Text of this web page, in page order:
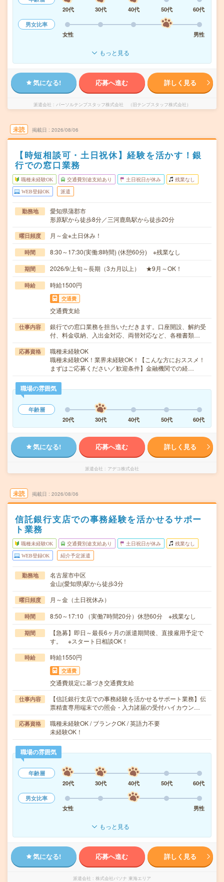
20代
30代 40代 50代
60代
男女比率
女性
男性
もっと見る
気になる! 応募へ進む 詳しく見る
派遣会社 パーソルテンプスタッフ株式会社 （旧テンプスタッフ株式会社）
未読 掲載日 2026/08/06
【時短相談可・土日祝休】経験を活かす！銀
行での窓口業務
職種未経験OK 交通費別途支給あり 土日祝日が休み 残業なし
WEB登録OK 派遣
勤務地
愛知県蒲郡市
形原駅から徒歩8分／三河鹿島駅から徒歩20分
曜日頻度 月～金※土日休み！
時間 8:30～17:30(実働:8時間) (休憩60分) ※残業なし
期間 2026/9/上旬～長期（3カ月以上） ★9月～OK！
時給 時給1500円
交通費
交通費支給
仕事内容
銀行での窓口業務を担当いただきます。口座開設、解約受
付、料金収納、入出金対応、両替対応など、各種書類…
応募資格
職種未経験OK
職種未経験OK！業界未経験OK！【こんな方におススメ！
まずはご応募ください／歓迎条件】金融機関での経…
職場の雰囲気
年齢層
20代
30代 40代 50代 60代
気になる! 応募へ進む 詳しく見る
派遣会社 アデコ株式会社
未読 掲載日 2026/08/06
信託銀行支店での事務経験を活かせるサポー
ト業務
職種未経験OK 交通費別途支給あり 土日祝日が休み 残業なし
WEB登録OK 紹介予定派遣
勤務地
名古屋市中区
金山(愛知県)駅から徒歩3分
曜日頻度 月～金（土日祝休み）
時間 8:50～17:10 （実働7時間20分）休憩60分 ※残業なし
期間
【急募】即日～最長6ヶ月の派遣期間後、直接雇用予定で
す。 ※スタート日相談OK！
時給 時給1550円
交通費
交通費規定に基づき交通費支給
仕事内容
【信託銀行支店での事務経験を活かせるサポート業務】伝
票精査専用端末での照会・入力諸届の受付ハイカウン…
応募資格
職種未経験OK / ブランクOK / 英語力不要
未経験OK！
職場の雰囲気
年齢層
20代
30代 40代 50代
60代
男女比率
女性
男性
もっと見る
気になる! 応募へ進む 詳しく見る
派遣会社 株式会社パソナ 東海エリア